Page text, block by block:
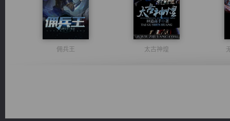
佣兵王 太古神煌